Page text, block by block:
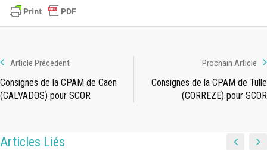
Article Précédent
Consignes de la CPAM de Caen
(CALVADOS) pour SCOR
Prochain Article
Consignes de la CPAM de Tulle
(CORREZE) pour SCOR
Articles Liés